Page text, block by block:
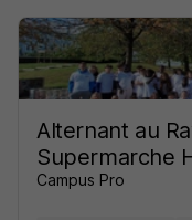
Alternant au
Supermarche
Campus Pro